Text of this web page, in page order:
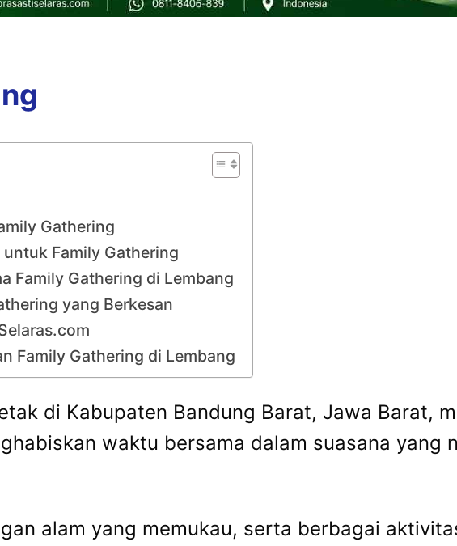
Gathering
Family Gathering
Family Gathering di Lembang
yang Berkesan
Family Gathering di Lembang
di Kabupaten Bandung Barat, Jawa Barat,
waktu bersama dalam suasana yang
alam yang memukau, serta berbagai